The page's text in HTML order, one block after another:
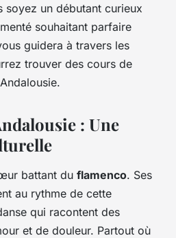
soyez un débutant curieux
souhaitant parfaire
guidera à travers les
trouver des cours de
: Une
battant du flamenco. Ses
au rythme de cette
qui racontent des
et de douleur. Partout où